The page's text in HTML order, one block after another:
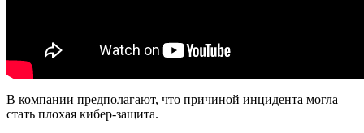
В компании предполагают, что причиной инцидента могла
стать плохая кибер-защита.